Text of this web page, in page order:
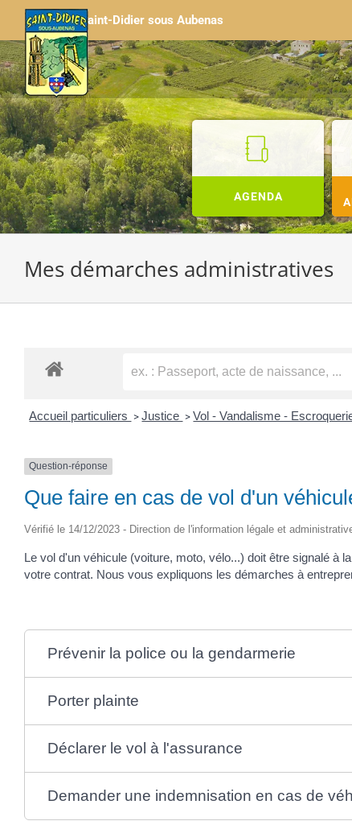
Passer
contenu
Saint-Didier sous Aubenas
AGENDA
Mes démarches administratives
Accueil particuliers > Justice > Vol - Vandalisme -
Question-réponse
Que faire en cas de vol d'un
Vérifié le 14/12/2023 - Direction de l'information légale et
Le vol d'un véhicule (voiture, moto, vélo...) doit être signalé à
votre contrat. Nous vous expliquons les démarches à
Prévenir la police ou la gendarmerie
Porter plainte
Déclarer le vol à l'assurance
Demander une indemnisation en cas de